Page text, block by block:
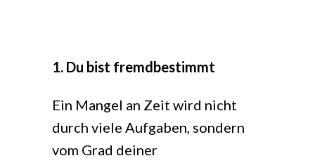
1. Du bist fremdbestimmt
Ein Mangel an Zeit wird nicht
durch viele Aufgaben, sondern
vom Grad deiner